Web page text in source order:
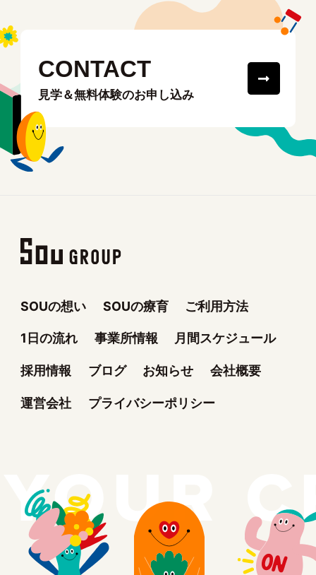
CONTACT
見学＆無料体験のお申し込み
SOUの想い SOUの療育 ご利用方法
1日の流れ 事業所情報 月間スケジュール
採用情報 ブログ お知らせ 会社概要
運営会社 プライバシーポリシー